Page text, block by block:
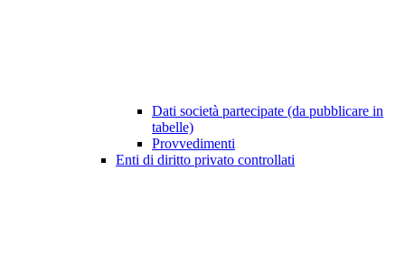
Dati società partecipate (da pubblicare in
tabelle)
Provvedimenti
Enti di diritto privato controllati